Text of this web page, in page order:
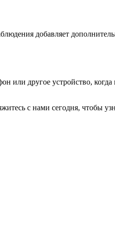
добавляет
другое устройство,
с нами сегодня, чтобы